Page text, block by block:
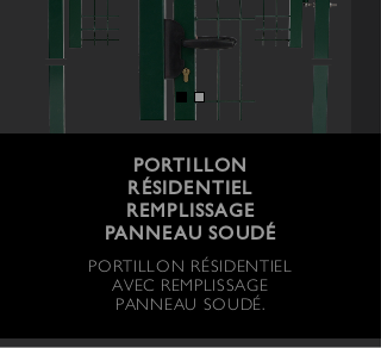
PORTILLON
RÉSIDENTIEL
REMPLISSAGE
PANNEAU SOUDÉ
PORTILLON RÉSIDENTIEL
AVEC REMPLISSAGE
PANNEAU SOUDÉ.